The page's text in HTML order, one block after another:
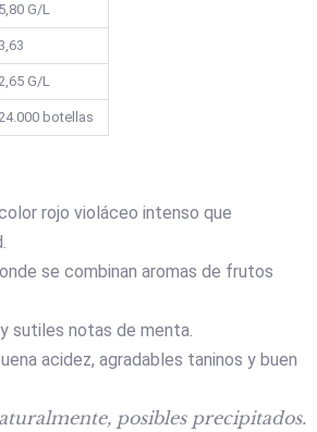
5,80 G/L
3,63
2,65 G/L
24.000 botellas
rojo violáceo intenso que
se combinan aromas de frutos
sutiles notas de menta.
acidez, agradables taninos y buen
posibles precipitados.